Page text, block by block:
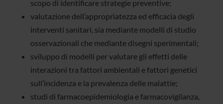
scopo di identificare strategie preventive;
valutazione dell’appropriatezza ed efficacia degli
interventi sanitari, sia mediante modelli di studio
osservazionali che mediante disegni sperimentali;
sviluppo di modelli per valutare gli effetti delle
interazioni tra fattori ambientali e fattori genetici
sull’incidenza e la prevalenza delle malattie;
studi di farmacoepidemiologia e farmacovigilanza,